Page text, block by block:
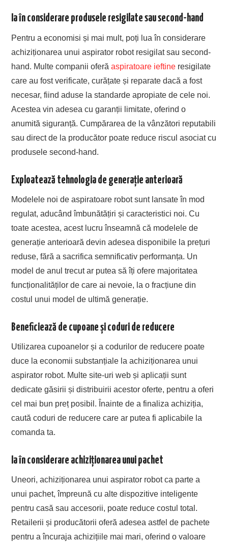
Ia în considerare produsele resigilate sau second-hand
Pentru a economisi și mai mult, poți lua în considerare
achiziționarea unui aspirator robot resigilat sau second-
hand. Multe companii oferăaspiratoare ieftine resigilate
care au fost verificate, curățate și reparate dacă a fost
necesar, fiind aduse la standarde apropiate de cele noi.
Acestea vin adesea cu garanții limitate, oferind o
anumită siguranță. Cumpărarea de la vânzători reputabili
sau direct de la producător poate reduce riscul asociat cu
produsele second-hand.
Exploatează tehnologia de generație anterioară
Modelele noi de aspiratoare robot sunt lansate în mod
regulat, aducând îmbunătățiri și caracteristici noi. Cu
toate acestea, acest lucru înseamnă că modelele de
generație anterioară devin adesea disponibile la prețuri
reduse, fără a sacrifica semnificativ performanța. Un
model de anul trecut ar putea să îți ofere majoritatea
funcționalităților de care ai nevoie, la o fracțiune din
costul unui model de ultimă generație.
Beneficiează de cupoane și coduri de reducere
Utilizarea cupoanelor și a codurilor de reducere poate
duce la economii substanțiale la achiziționarea unui
aspirator robot. Multe site-uri web și aplicații sunt
dedicate găsirii și distribuirii acestor oferte, pentru a oferi
cel mai bun preț posibil. Înainte de a finaliza achiziția,
caută coduri de reducere care ar putea fi aplicabile la
comanda ta.
Ia în considerare achiziționarea unui pachet
Uneori, achiziționarea unui aspirator robot ca parte a
unui pachet, împreună cu alte dispozitive inteligente
pentru casă sau accesorii, poate reduce costul total.
Retailerii și producătorii oferă adesea astfel de pachete
pentru a încuraja achizițiile mai mari, oferind o valoare